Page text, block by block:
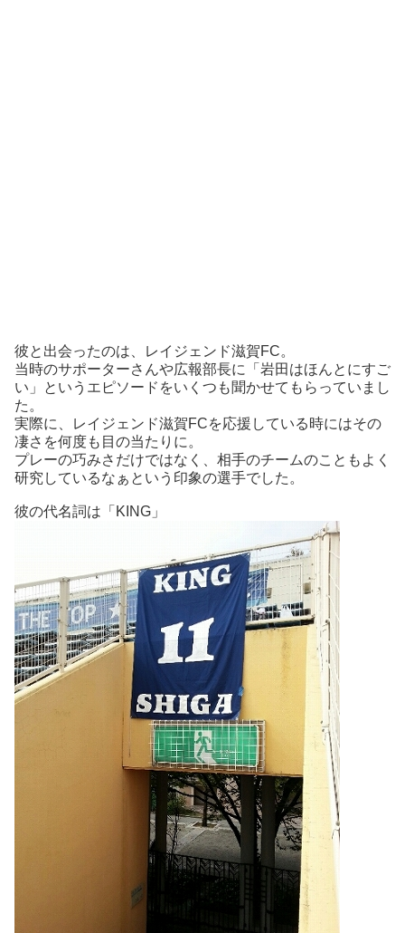
彼と出会ったのは、レイジェンド滋賀FC。
当時のサポーターさんや広報部長に「岩田はほんとにすご
い」というエピソードをいくつも聞かせてもらっていまし
た。
実際に、レイジェンド滋賀FCを応援している時にはその
凄さを何度も目の当たりに。
プレーの巧みさだけではなく、相手のチームのこともよく
研究しているなぁという印象の選手でした。
彼の代名詞は「KING」